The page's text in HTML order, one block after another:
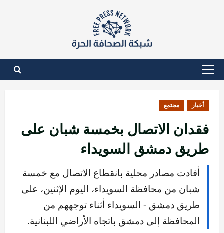
القائمة
أخبار مجتمع
فقدان الاتصال بخمسة شبان على
طريق دمشق السويداء
أفادت مصادر محلية بانقطاع الاتصال مع خمسة
شبان من محافظة السويداء، اليوم الإثنين، على
طريق دمشق - السويداء أثناء توجههم من
المحافظة إلى دمشق باتجاه الأراضي اللبنانية.